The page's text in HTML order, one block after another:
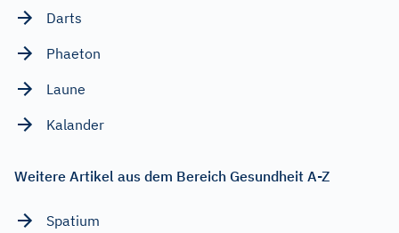
Darts
Phaeton
Laune
Kalander
Weitere Artikel aus dem Bereich Gesundheit A-Z
Spatium